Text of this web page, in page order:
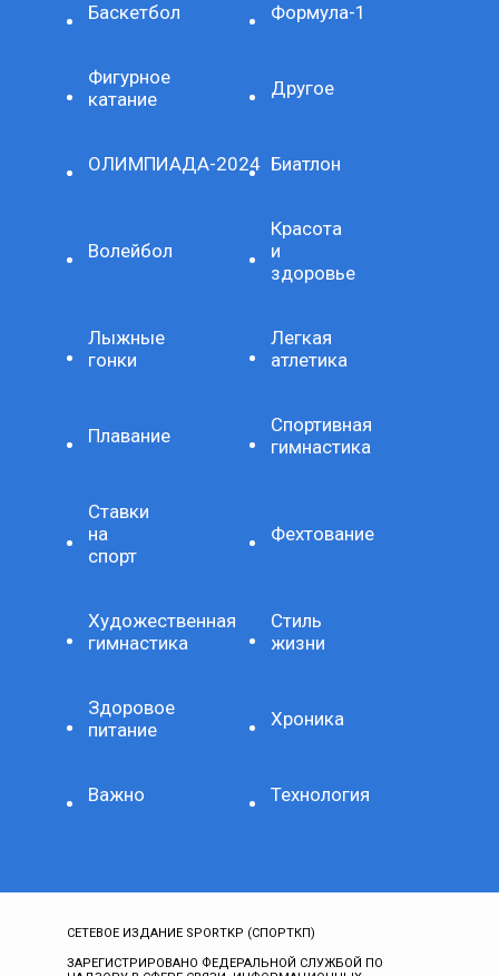
Баскетбол Формула-1
Фигурное
катание
Другое
ОЛИМПИАДА-2024 Биатлон
Волейбол
Красота
и
здоровье
Лыжные
гонки
Легкая
атлетика
Плавание
Спортивная
гимнастика
Ставки
на
спорт
Фехтование
Художественная
гимнастика
Стиль
жизни
Здоровое
питание
Хроника
Важно Технология
СЕТЕВОЕ ИЗДАНИЕ SPORTKP (СПОРТКП)
ЗАРЕГИСТРИРОВАНО ФЕДЕРАЛЬНОЙ СЛУЖБОЙ ПО